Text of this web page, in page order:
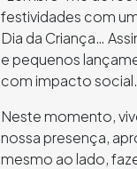
festividades com
Dia da Criança…
e pequenos
com impacto social.
Neste momento,
nossa presença,
mesmo ao lado,